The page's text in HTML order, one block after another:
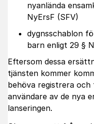
nyanlända
NyErsF (SFV)
dygnsschablon
barn enligt 29 §
Eftersom dessa
tjänsten kommer
behöva registrera
användare av de nya
lanseringen.